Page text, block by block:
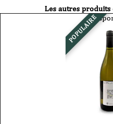
Les autres produits
POPULAIRE